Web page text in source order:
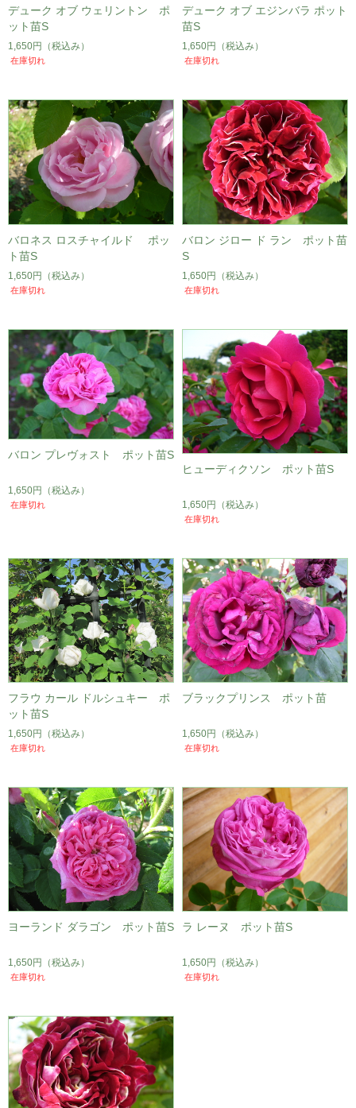
デューク オブ ウェリントン ポ
ット苗S
1,650円 （税込み）
在庫切れ
デューク オブ エジンバラ ポット
苗S
1,650円 （税込み）
在庫切れ
バロネス ロスチャイルド ポッ
ト苗S
1,650円 （税込み）
在庫切れ
バロン ジロー ド ラン ポット苗
S
1,650円 （税込み）
在庫切れ
バロン プレヴォスト ポット苗S
1,650円 （税込み）
在庫切れ
ヒューディクソン ポット苗S
1,650円 （税込み）
在庫切れ
フラウ カール ドルシュキー ポ
ット苗S
1,650円 （税込み）
在庫切れ
ブラックプリンス ポット苗
1,650円 （税込み）
在庫切れ
ヨーランド ダラゴン ポット苗S
1,650円 （税込み）
在庫切れ
ラ レーヌ ポット苗S
1,650円 （税込み）
在庫切れ